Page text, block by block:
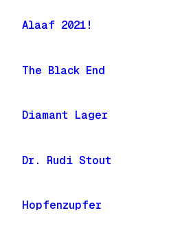
Alaaf 2021!
The Black End
Diamant Lager
Dr. Rudi Stout
Hopfenzupfer